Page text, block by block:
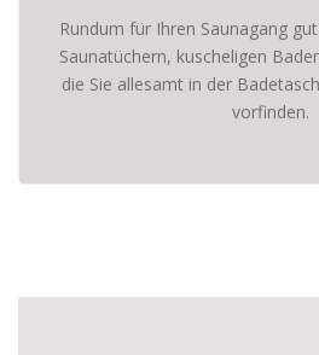
Rundum für Ihren Saunagang
Saunatüchern, kuscheligen
die Sie allesamt in der
vorfinden.